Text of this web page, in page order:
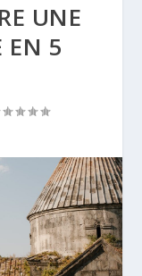
UNE
EN 5